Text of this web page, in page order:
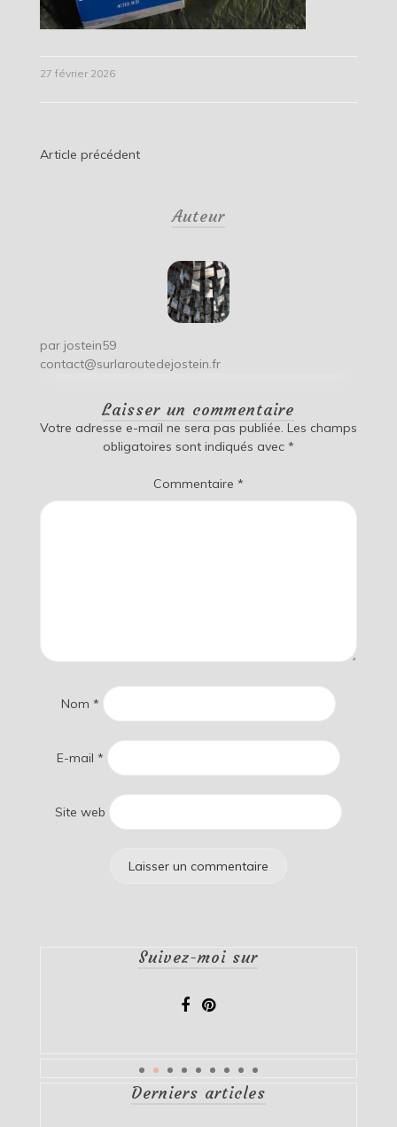
27 février 2026
Navigation
Article précédent
Auteur
par jostein59
contact@surlaroutedejostein.fr
Laisser un commentaire
Votre adresse e-mail ne sera pas publiée. Les champs
obligatoires sont indiqués avec *
Commentaire *
Nom *
E-mail *
Site web
Suivez-moi sur
Derniers articles